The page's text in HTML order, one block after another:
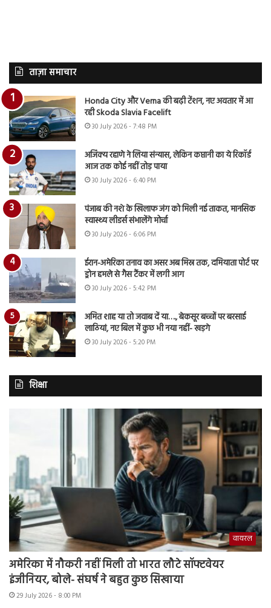
ताज़ा समाचार
Honda City और Verna की बढ़ी टेंशन, नए अवतार में आ
रही Skoda Slavia Facelift
30 July 2026 - 7:48 PM
अजिंक्य रहाणे ने लिया संन्यास, लेकिन कप्तानी का ये रिकॉर्ड
आज तक कोई नहीं तोड़ पाया
30 July 2026 - 6:40 PM
पंजाब की नशे के खिलाफ जंग को मिली नई ताकत, मानसिक
स्वास्थ्य लीडर्स संभालेंगे मोर्चा
30 July 2026 - 6:06 PM
ईरान-अमेरिका तनाव का असर अब मिस्र तक, दमियाता पोर्ट पर
ड्रोन हमले से गैस टैंकर में लगी आग
30 July 2026 - 5:42 PM
अमित शाह या तो जवाब दें या…., बेकसूर बच्चों पर बरसाई
लाठियां, नए बिल में कुछ भी नया नहीं- खड़गे
30 July 2026 - 5:20 PM
शिक्षा
वायरल
अमेरिका में नौकरी नहीं मिली तो भारत लौटे सॉफ्टवेयर
इंजीनियर, बोले- संघर्ष ने बहुत कुछ सिखाया
29 July 2026 - 8:00 PM